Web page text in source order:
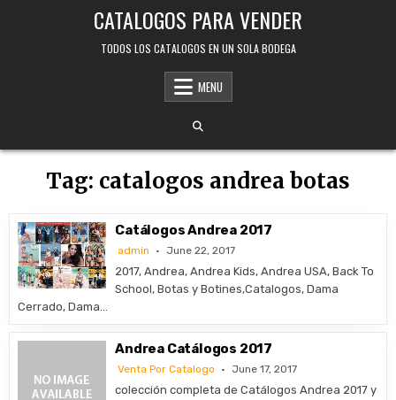
CATALOGOS PARA VENDER
TODOS LOS CATALOGOS EN UN SOLA BODEGA
MENU
Tag: catalogos andrea botas
Catálogos Andrea 2017
admin June 22, 2017
2017, Andrea, Andrea Kids, Andrea USA, Back To
School, Botas y Botines,Catalogos, Dama
Cerrado, Dama…
Andrea Catálogos 2017
Venta Por Catalogo June 17, 2017
colección completa de Catálogos Andrea 2017 y